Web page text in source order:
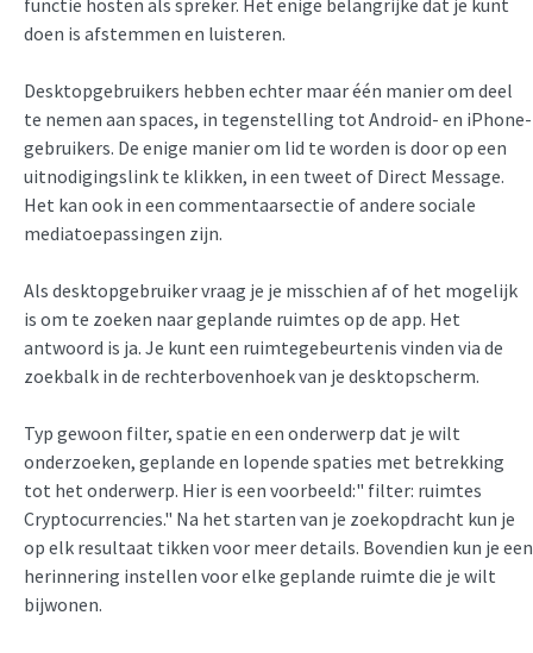
doen is afstemmen en luisteren.
Desktopgebruikers hebben echter maar één manier om deel
te nemen aan spaces, in tegenstelling tot Android- en iPhone-
gebruikers. De enige manier om lid te worden is door op een
uitnodigingslink te klikken, in een tweet of Direct Message.
Het kan ook in een commentaarsectie of andere sociale
mediatoepassingen zijn.
Als desktopgebruiker vraag je je misschien af of het mogelijk
is om te zoeken naar geplande ruimtes op de app. Het
antwoord is ja. Je kunt een ruimtegebeurtenis vinden via de
zoekbalk in de rechterbovenhoek van je desktopscherm.
Typ gewoon filter, spatie en een onderwerp dat je wilt
onderzoeken, geplande en lopende spaties met betrekking
tot het onderwerp. Hier is een voorbeeld:" filter: ruimtes
Cryptocurrencies." Na het starten van je zoekopdracht kun je
op elk resultaat tikken voor meer details. Bovendien kun je een
herinnering instellen voor elke geplande ruimte die je wilt
bijwonen.